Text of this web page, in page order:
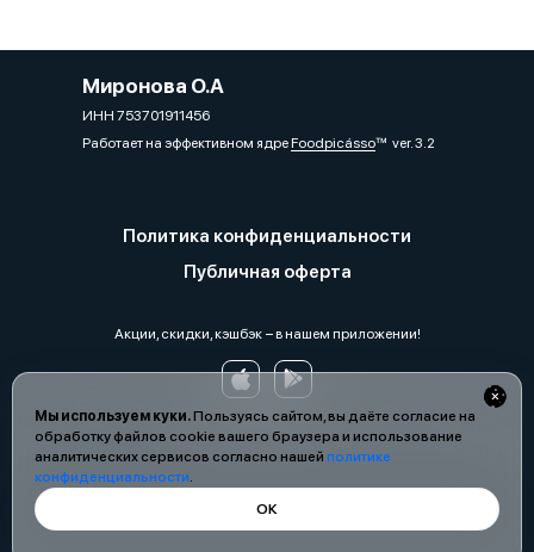
Мы используем куки.Пользуясь сайтом, вы даёте согласие на
обработку файлов cookie вашего браузера и использование
аналитических сервисов согласно нашей политике
конфиденциальности.
ОК
Миронова О.А
ИНН 753701911456
Работает на эффективном ядреFoodpicássover. 3.2
Политика конфиденциальности
Публичная оферта
Акции, скидки, кэшбэк − в нашем приложении!